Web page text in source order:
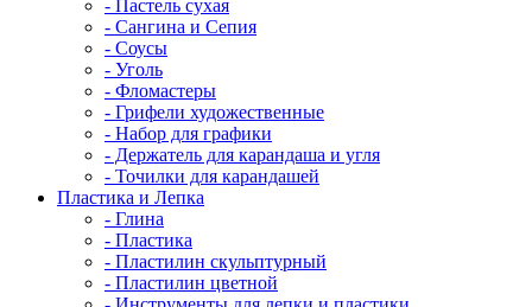
- Пастель сухая
- Сангина и Сепия
- Соусы
- Уголь
- Фломастеры
- Грифели художественные
- Набор для графики
- Держатель для карандаша и угля
- Точилки для карандашей
Пластика и Лепка
- Глина
- Пластика
- Пластилин скульптурный
- Пластилин цветной